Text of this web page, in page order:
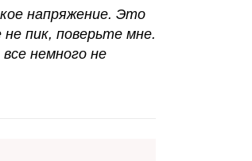
напряжение. Это
пик, поверьте мне.
немного не